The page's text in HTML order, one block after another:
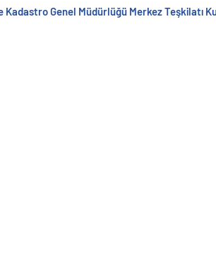
Kadastro Genel Müdürlüğü Merkez Teşkilatı